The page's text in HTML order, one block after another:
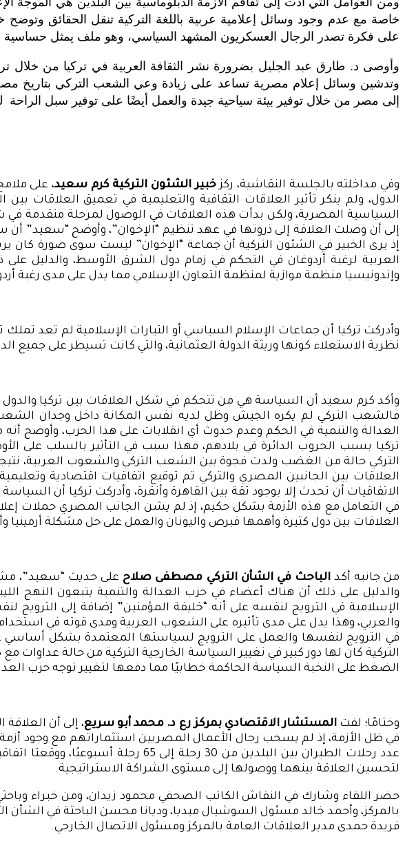
خاصة مع عدم وجود وسائل إعلامية عربية باللغة التركية تنقل الحقائق وتوضح
على فكرة تصدر الرجال العسكريون المشهد السياسي، وهو ملف يمثل حساسية
وأوصى د. طارق عبد الجليل بضرورة نشر الثقافة العربية في تركيا من خلال
وتدشين وسائل إعلام مصرية تساعد على زيادة وعي الشعب التركي بتاريخ مصر
إلى مصر من خلال توفير بيئة سياحية جيدة والعمل أيضًا على توفير سبل الراحة
وفي مداخلته بالجلسة النقاشية، ركزخبير الشئون التركية كرم سعيد، على
الدول، ولم ينكر تأثير العلاقات الثقافية والتعليمية في تعميق العلاقات
السياسية المصرية، ولكن بدأت هذه العلاقات في الوصول لمرحلة متقدمة في
إلى أن وصلت العلاقة إلى ذروتها في عهد تنظيم “الإخوان”، وأوضح “سعيد” أن
إذ يرى الخبير في الشئون التركية أن جماعة “الإخوان” ليست سوى صورة كان
العربية لرغبة أردوغان في التحكم في زمام دول الشرق الأوسط، والدليل على
وإندونيسيا منظمة موازية لمنظمة التعاون الإسلامي مما يدل على مدى رغبة
وأدركت تركيا أن جماعات الإسلام السياسي أو التيارات الإسلامية لم تعد تملك
نظرية الاستعلاء كونها وريثة الدولة العثمانية، والتي كانت تسيطر على جميع
وأكد كرم سعيد أن السياسة هي من تتحكم في شكل العلاقات بين تركيا
فالشعب التركي لم يكره الجيش وظل لديه نفس المكانة داخل وجدان
العدالة والتنمية في الحكم وعدم حدوث أي انقلابات على هذا الحزب، وأوضح
تركيا بسبب الحروب الدائرة في بلادهم، فهذا سبب في التأثير بالسلب على
التركي حالة من الغضب ولدت فجوة بين الشعب التركي والشعوب العربية،
العلاقات بين الجانبين المصري والتركي تم توقيع اتفاقيات اقتصادية
الاتفاقيات أن تحدث إلا بوجود ثقة بين القاهرة وأنقرة، وأدركت تركيا أن
في التعامل مع هذه الأزمة بشكل حكيم، إذ لم يشن الجانب المصري حملات
العلاقات بين دول كثيرة وأهمها قبرص واليونان والعمل على حل مشكلة
من جانبه أكدالباحث في الشأن التركي مصطفى صلاح على حديث “سعيد”،
والدليل على ذلك أن هناك أعضاء في حزب العدالة والتنمية يتبعون النهج
الإسلامية في الترويج لنفسه على أنه “خليفة المؤمنين” إضافة إلى
والعربي، وهذا يدل على مدى تأثيره على الشعوب العربية ومدى قوته في
في الترويج لنفسها والعمل على الترويج لسياستها المعتمدة بشكل أساسي
التركية كان لها دور كبير في تغيير السياسة الخارجية التركية من حالة
الضغط على النخبة السياسة الحاكمة خطابيًا مما دفعها لتغيير توجه حزب
وختامًا؛ لفتالمستشار الاقتصادي بمركز رع د. محمد أبو سريع، إلى أن العلاقة
في ظل الأزمة، إذ لم يسحب رجال الأعمال المصريين استثماراتهم مع وجود أزمة
لتحسين العلاقة بينهما ووصولها إلى مستوى الشراكة الاستراتيجية.
حضر اللقاء وشارك في النقاش الكاتب الصحفي محمود زيدان، ومن خبراء
بالمركز، وأحمد خالد مسئول السوشيال ميديا، وديانا محسن الباحثة في الشأن
فريدة حمدى مدير العلاقات العامة بالمركز ومسئول الاتصال الخارجي.